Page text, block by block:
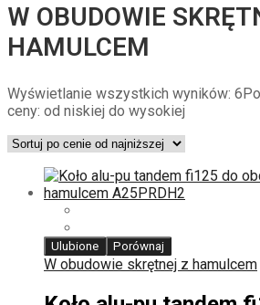
W OBUDOWIE
HAMULCEM
Wyświetlanie wszystkich wyników: 6
ceny: od niskiej do wysokiej
Ulubione Porównaj
W obudowie skrętnej z hamulcem